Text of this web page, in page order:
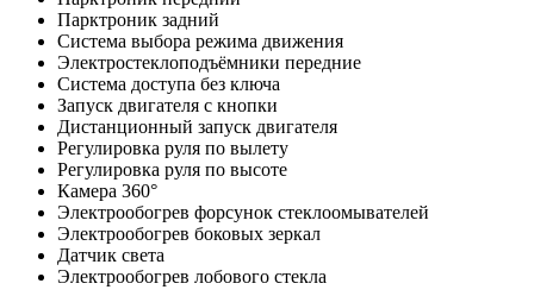
Парктроник задний
Система выбора режима движения
Электростеклоподъёмники передние
Система доступа без ключа
Запуск двигателя с кнопки
Дистанционный запуск двигателя
Регулировка руля по вылету
Регулировка руля по высоте
Камера 360°
Электрообогрев форсунок стеклоомывателей
Электрообогрев боковых зеркал
Датчик света
Электрообогрев лобового стекла